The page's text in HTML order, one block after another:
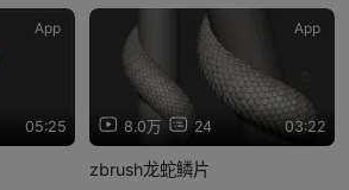
05:25
App
8.0万 24 03:22
App
zbrush龙蛇鳞片